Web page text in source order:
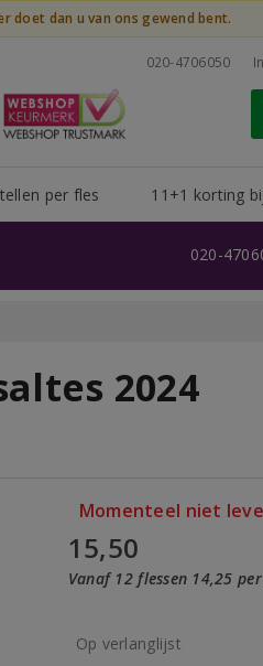
doet dan u van ons gewend bent.
020-4706050
per fles 11+1 korting
020-
2024
Momenteel niet
15,50
Vanaf 12 flessen 14,25
Op verlanglijst